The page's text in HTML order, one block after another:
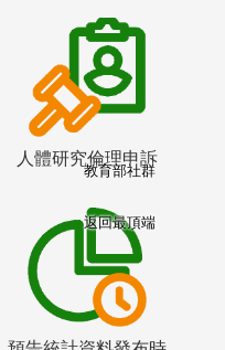
人體研究倫理申訴
教育部社群
返回最頂端